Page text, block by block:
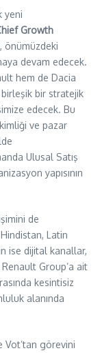
yeni
Growth
, önümüzdeki
devam edecek.
hem de Dacia
bir stratejik
edecek. Bu
ve pazar
Ulusal Satış
yapısının
de
Latin
ise dijital kanallar,
Group’a ait
kesintisiz
alanında
Vot’tan görevini